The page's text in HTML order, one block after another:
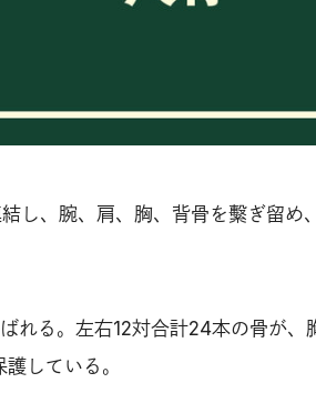
し、腕、肩、胸、背骨を繫ぎ留め
れる。左右12対合計24本の骨が、
している。